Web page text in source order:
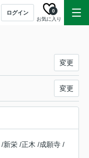
ログイン
お気に入り
0
変更
変更
/新栄 /正木 /成願寺 /